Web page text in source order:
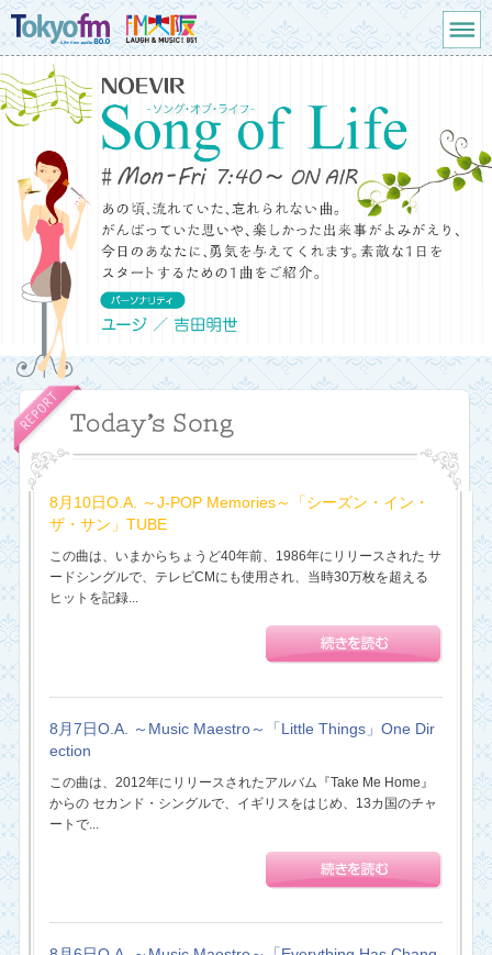
8月10日O.A. ～J-POP Memories～「シーズン・イン・
ザ・サン」TUBE
この曲は、いまからちょうど40年前、1986年にリリースされた サ
ードシングルで、テレビCMにも使用され、当時30万枚を超える
ヒットを記録...
8月7日O.A. ～Music Maestro～「Little Things」One Dir
ection
この曲は、2012年にリリースされたアルバム『Take Me Home』
からの セカンド・シングルで、イギリスをはじめ、13カ国のチャ
ートで...